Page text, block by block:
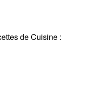
de Cuisine :